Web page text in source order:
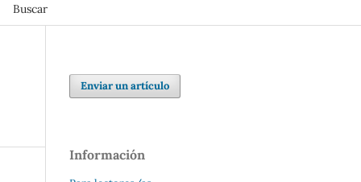
Buscar
Enviar un artículo
Información